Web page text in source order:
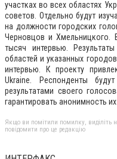
участках во всех областях
советов. Отдельно будут
на должности городских
Черновцов и Хмельницкого.
тысяч интервью.
областей и указанных
интервью. К проекту
Ukraine. Респонденты
результатами своего
гарантировать анонимность их
Якщо ви помітили помилку, виділіть
повідомити про це редакцію